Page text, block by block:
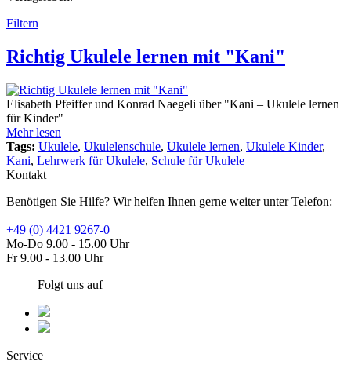
Filtern
Richtig Ukulele lernen mit "Kani"
Elisabeth Pfeiffer und Konrad Naegeli über "Kani – Ukulele lernen
für Kinder"
Mehr lesen
Tags: Ukulele, Ukulelenschule, Ukulele lernen, Ukulele Kinder,
Kani, Lehrwerk für Ukulele, Schule für Ukulele
Kontakt
Benötigen Sie Hilfe? Wir helfen Ihnen gerne weiter unter Telefon:
+49 (0) 4421 9267-0
Mo-Do 9.00 - 15.00 Uhr
Fr 9.00 - 13.00 Uhr
Folgt uns auf
Service